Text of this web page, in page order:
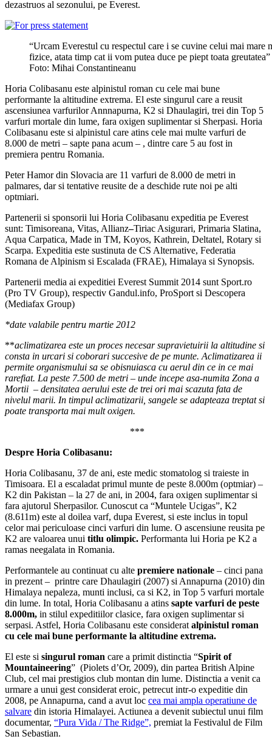
dezastruos al sezonului, pe Everest.
“Urcam Everestul cu respectul care i se cuvine celui mai
fizice, atata timp cat ii vom putea duce pe piept toata
Foto: Mihai Constantineanu
Horia Colibasanu este alpinistul roman cu cele mai bune
performante la altitudine extrema. El este singurul care a reusit
ascensiunea varfurilor Annnapurna, K2 si Dhaulagiri, trei din Top 5
varfuri mortale din lume, fara oxigen suplimentar si Sherpasi. Horia
Colibasanu este si alpinistul care atins cele mai multe varfuri de
8.000 de metri – sapte pana acum – , dintre care 5 au fost in
premiera pentru Romania.
Peter Hamor din Slovacia are 11 varfuri de 8.000 de metri in
palmares, dar si tentative reusite de a deschide rute noi pe alti
optmiari.
Partenerii si sponsorii lui Horia Colibasanu expeditia pe Everest
sunt: Timisoreana, Vitas, Allianz–Tiriac Asigurari, Primaria Slatina,
Aqua Carpatica, Made in TM, Koyos, Kathrein, Deltatel, Rotary si
Scarpa. Expeditia este sustinuta de CS Alternative, Federatia
Romana de Alpinism si Escalada (FRAE), Himalaya si Synopsis.
Partenerii media ai expeditiei Everest Summit 2014 sunt Sport.ro
(Pro TV Group), respectiv Gandul.info, ProSport si Descopera
(Mediafax Group)
*date valabile pentru martie 2012
**aclimatizarea este un proces necesar supravietuirii la altitudine si
consta in urcari si coborari succesive de pe munte. Aclimatizarea ii
permite organismului sa se obisnuiasca cu aerul din ce in ce mai
rarefiat. La peste 7.500 de metri – unde incepe asa-numita Zona a
Mortii – densitatea aerului este de trei ori mai scazuta fata de
nivelul marii. In timpul aclimatizarii, sangele se adapteaza treptat si
poate transporta mai mult oxigen.
***
Despre Horia Colibasanu:
Horia Colibasanu, 37 de ani, este medic stomatolog si traieste in
Timisoara. El a escaladat primul munte de peste 8.000m (optmiar) –
K2 din Pakistan – la 27 de ani, in 2004, fara oxigen suplimentar si
fara ajutorul Sherpasilor. Cunoscut ca “Muntele Ucigas”, K2
(8.611m) este al doilea varf, dupa Everest, si este inclus in topul
celor mai periculoase cinci varfuri din lume. O ascensiune reusita pe
K2 are valoarea unui titlu olimpic. Performanta lui Horia pe K2 a
ramas neegalata in Romania.
Performantele au continuat cu alte premiere nationale – cinci pana
in prezent – printre care Dhaulagiri (2007) si Annapurna (2010) din
Himalaya nepaleza, munti inclusi, ca si K2, in Top 5 varfuri mortale
din lume. In total, Horia Colibasanu a atins sapte varfuri de peste
8.000m, in stilul expeditiilor clasice, fara oxigen suplimentar si
serpasi. Astfel, Horia Colibasanu este considerat alpinistul roman
cu cele mai bune performante la altitudine extrema.
El este si singurul roman care a primit distinctia “Spirit of
Mountaineering” (Piolets d’Or, 2009), din partea British Alpine
Club, cel mai prestigios club montan din lume. Distinctia a venit ca
urmare a unui gest considerat eroic, petrecut intr-o expeditie din
2008, pe Annapurna, cand a avut loc cea mai ampla operatiune de
salvare din istoria Himalayei. Actiunea a devenit subiectul unui film
documentar, “Pura Vida / The Ridge”, premiat la Festivalul de Film
San Sebastian.